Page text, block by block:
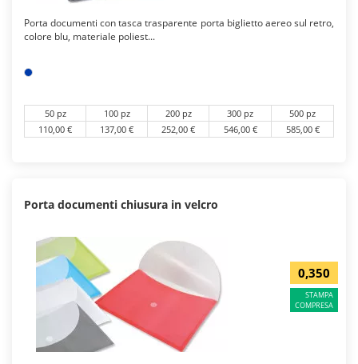
Porta documenti con tasca trasparente porta biglietto aereo sul retro,
colore blu, materiale poliest...
50 pz 100 pz 200 pz 300 pz
500 pz
110,00 €
137,00 € 252,00 € 546,00 € 585,00 €
Porta documenti chiusura in velcro
0,350
STAMPA
COMPRESA